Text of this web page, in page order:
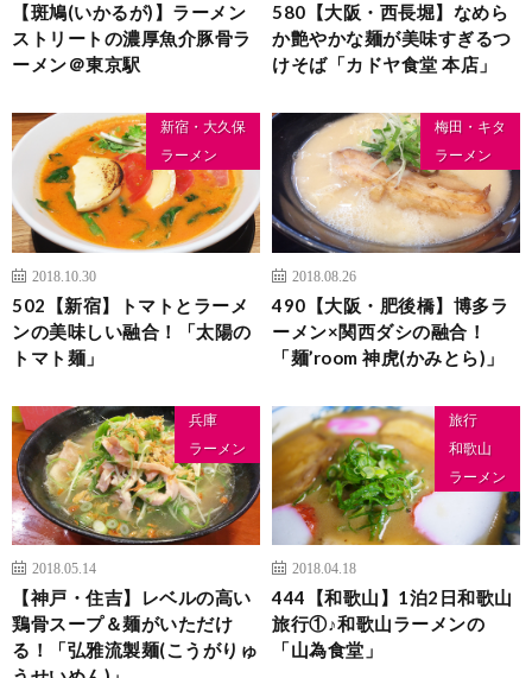
【斑鳩(いかるが)】ラーメン
ストリートの濃厚魚介豚骨ラ
ーメン＠東京駅
580【大阪・西長堀】なめら
か艶やかな麺が美味すぎるつ
けそば「カドヤ食堂 本店」
新宿・大久保
ラーメン
2018.10.30
502【新宿】トマトとラーメ
ンの美味しい融合！「太陽の
トマト麺」
梅田・キタ
ラーメン
2018.08.26
490【大阪・肥後橋】博多ラ
ーメン×関西ダシの融合！
「麺’room 神虎(かみとら)」
兵庫
ラーメン
2018.05.14
【神戸・住吉】レベルの高い
鶏骨スープ＆麺がいただけ
る！「弘雅流製麺(こうがりゅ
旅行
和歌山
ラーメン
2018.04.18
444【和歌山】1泊2日和歌山
旅行①♪和歌山ラーメンの
「山為食堂」